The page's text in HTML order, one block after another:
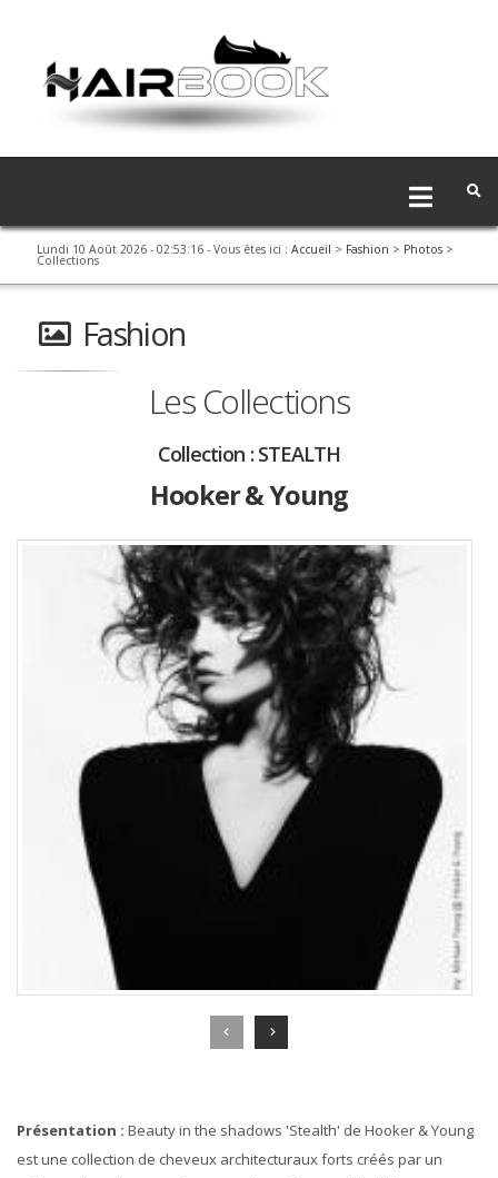
Lundi 10 Août 2026 - 02:53:16 - Vous êtes ici : Accueil > Fashion > Photos >
Collections
Fashion
Les Collections
Collection :STEALTH
Hooker & Young
Présentation : Beauty in the shadows 'Stealth' de Hooker & Young
est une collection de cheveux architecturaux forts créés par un